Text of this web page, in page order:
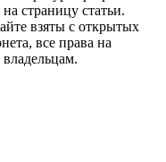
страницу статьи.
взяты с открытых
все права на